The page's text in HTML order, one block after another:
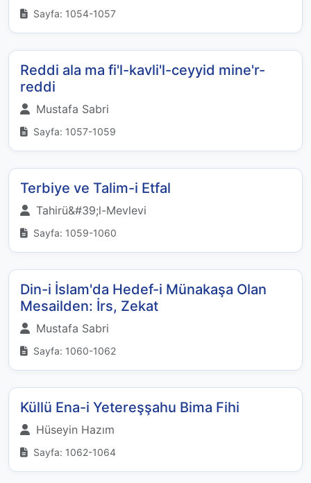
Sayfa: 1054-1057
Reddi ala ma fi'l-kavli'l-ceyyid mine'r-
reddi
Mustafa Sabri
Sayfa: 1057-1059
Terbiye ve Talim-i Etfal
Tahirü&#39;l-Mevlevi
Sayfa: 1059-1060
Din-i İslam'da Hedef-i Münakaşa Olan
Mesailden: İrs, Zekat
Mustafa Sabri
Sayfa: 1060-1062
Küllü Ena-i Yetereşşahu Bima Fihi
Hüseyin Hazım
Sayfa: 1062-1064